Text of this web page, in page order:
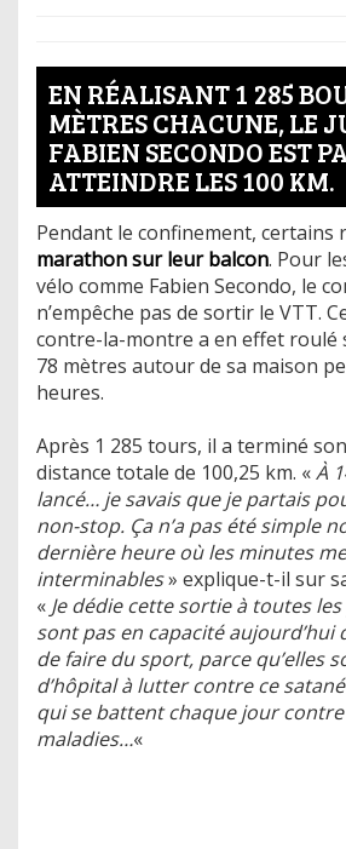
EN RÉALISANT 1 285
MÈTRES CHACUNE, LE
FABIEN SECONDO EST
ATTEINDRE LES 100 KM.
Pendant le confinement, certains
marathon sur leur balcon. Pour
vélo comme Fabien Secondo, le
n’empêche pas de sortir le VTT.
contre-la-montre a en effet roulé
78 mètres autour de sa maison
heures.
Après 1 285 tours, il a terminé
distance totale de 100,25 km. «À
lancé… je savais que je partais
non-stop. Ça n’a pas été simple
dernière heure où les minutes
interminables» explique-t-il sur
« Je dédie cette sortie à toutes
sont pas en capacité aujourd’hui
de faire du sport, parce qu’elles
d’hôpital à lutter contre ce
qui se battent chaque jour
maladies…«